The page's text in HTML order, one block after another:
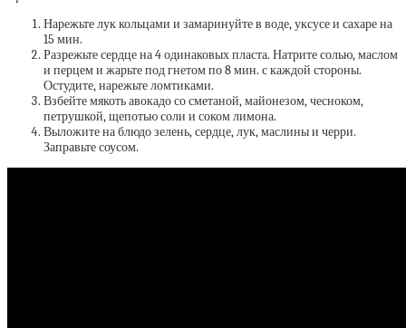
Нарежьте лук кольцами и замаринуйте в воде, уксусе и сахаре на
15 мин.
Разрежьте сердце на 4 одинаковых пласта. Натрите солью, маслом
и перцем и жарьте под гнетом по 8 мин. с каждой стороны.
Остудите, нарежьте ломтиками.
Взбейте мякоть авокадо со сметаной, майонезом, чесноком,
петрушкой, щепотью соли и соком лимона.
Выложите на блюдо зелень, сердце, лук, маслины и черри.
Заправьте соусом.